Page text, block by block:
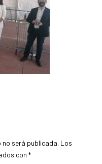
será publicada. Los
con *